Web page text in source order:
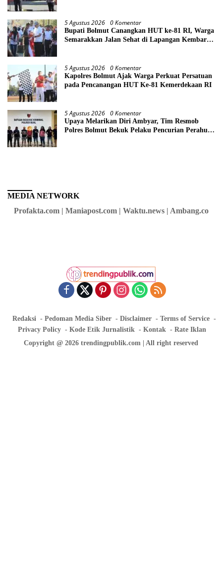
5 Agustus 2026 0 Komentar
Bupati Bolmut Canangkan HUT ke-81 RI, Warga
Semarakkan Jalan Sehat di Lapangan Kembar
5 Agustus 2026 0 Komentar
Kapolres Bolmut Ajak Warga Perkuat Persatuan
pada Pencanangan HUT Ke-81 Kemerdekaan RI
5 Agustus 2026 0 Komentar
Upaya Melarikan Diri Ambyar, Tim Resmob
Polres Bolmut Bekuk Pelaku Pencurian Perahu
MEDIA NETWORK
Profakta.com | Maniapost.com | Waktu.news | Ambang.co
Redaksi Pedoman Media Siber Disclaimer
Terms of Service
Privacy Policy
Kode Etik Jurnalistik Kontak
Rate Iklan
Copyright @ 2026 trendingpublik.com | All right reserved